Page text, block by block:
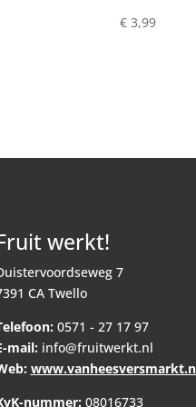
€ 3,99
werkt!
7
CA Twello
0571 - 27 17 97
mail: info@fruitwerkt.nl
nummer: 08016733